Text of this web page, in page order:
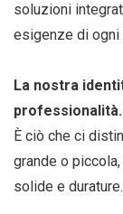
soluzioni
esigenze di ogni
La nostra
professionalità.
È ciò che ci
grande o
solide e durature.